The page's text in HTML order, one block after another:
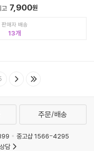
고 7,900원
판매자 배송
13
주문/배송
중고샵 1566-4295
담